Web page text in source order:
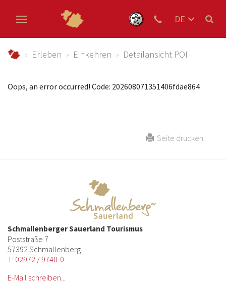
DE
schmallenberger-sauerland.de
Erleben Einkehren Detailansicht POI
Oops, an error occurred! Code: 202608071351406fdae864
Seite drucken
Schmallenberger Sauerland Tourismus
Poststraße 7
57392 Schmallenberg
T: 02972 / 9740-0
E-Mail schreiben...